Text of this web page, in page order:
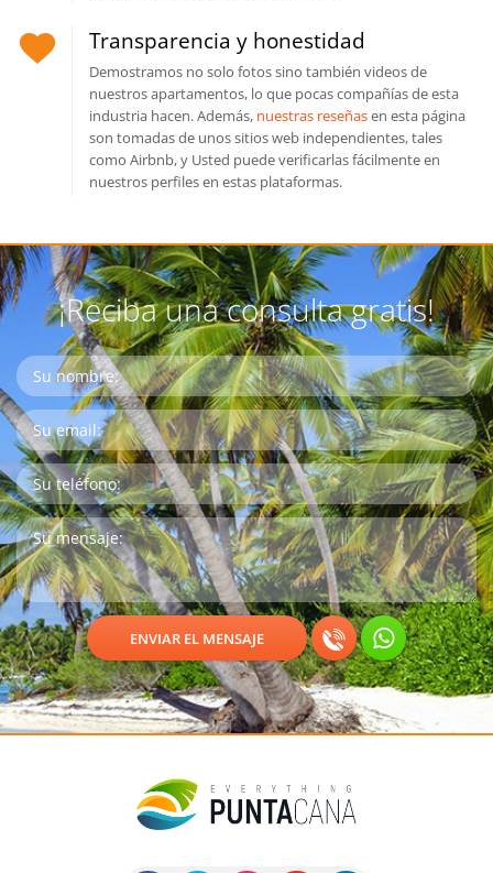
Transparencia y honestidad
Demostramos no solo fotos sino también videos de
nuestros apartamentos, lo que pocas compañías de esta
industria hacen. Además, nuestras reseñasen esta página
son tomadas de unos sitios web independientes, tales
como Airbnb, y Usted puede verificarlas fácilmente en
nuestros perfiles en estas plataformas.
¡Reciba una consulta gratis!